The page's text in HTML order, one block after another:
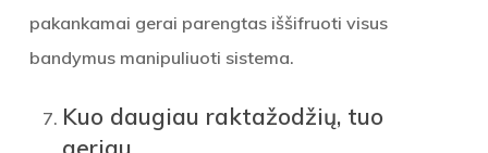
pakankamai gerai parengtas iššifruoti visus
bandymus manipuliuoti sistema.
Kuo daugiau raktažodžių, tuo